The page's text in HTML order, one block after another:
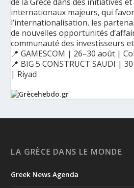
internationaux majeurs, qui
l’internationalisation, les
de nouvelles opportunités
communauté des investisseurs
📍 GAMESCOM | 26–30 août |
📍 BIG 5 CONSTRUCT SAUDI |
| Riyad
Ελλάδας σε διεθνείς δράσεις, που
εξωστρέφεια, τις συνεργασίες και τις
GAMESCOM | 26–30 Αυγούστου|
LA GRÈCE DANS LE MONDE
Greek News Agenda